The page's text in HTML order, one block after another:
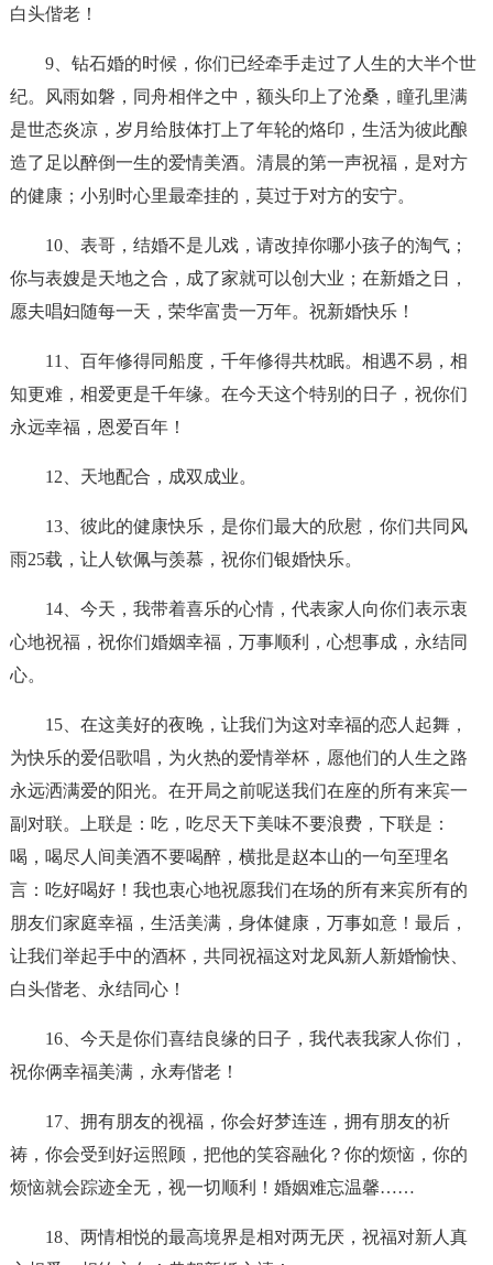
白头偕老！
9、钻石婚的时候，你们已经牵手走过了人生的大半个世
纪。风雨如磐，同舟相伴之中，额头印上了沧桑，瞳孔里满
是世态炎凉，岁月给肢体打上了年轮的烙印，生活为彼此酿
造了足以醉倒一生的爱情美酒。清晨的第一声祝福，是对方
的健康；小别时心里最牵挂的，莫过于对方的安宁。
10、表哥，结婚不是儿戏，请改掉你哪小孩子的淘气；
你与表嫂是天地之合，成了家就可以创大业；在新婚之日，
愿夫唱妇随每一天，荣华富贵一万年。祝新婚快乐！
11、百年修得同船度，千年修得共枕眠。相遇不易，相
知更难，相爱更是千年缘。在今天这个特别的日子，祝你们
永远幸福，恩爱百年！
12、天地配合，成双成业。
13、彼此的健康快乐，是你们最大的欣慰，你们共同风
雨25载，让人钦佩与羡慕，祝你们银婚快乐。
14、今天，我带着喜乐的心情，代表家人向你们表示衷
心地祝福，祝你们婚姻幸福，万事顺利，心想事成，永结同
心。
15、在这美好的夜晚，让我们为这对幸福的恋人起舞，
为快乐的爱侣歌唱，为火热的爱情举杯，愿他们的人生之路
永远洒满爱的阳光。在开局之前呢送我们在座的所有来宾一
副对联。上联是：吃，吃尽天下美味不要浪费，下联是：
喝，喝尽人间美酒不要喝醉，横批是赵本山的一句至理名
言：吃好喝好！我也衷心地祝愿我们在场的所有来宾所有的
朋友们家庭幸福，生活美满，身体健康，万事如意！最后，
让我们举起手中的酒杯，共同祝福这对龙凤新人新婚愉快、
白头偕老、永结同心！
16、今天是你们喜结良缘的日子，我代表我家人你们，
祝你俩幸福美满，永寿偕老！
17、拥有朋友的视福，你会好梦连连，拥有朋友的祈
祷，你会受到好运照顾，把他的笑容融化？你的烦恼，你的
烦恼就会踪迹全无，视一切顺利！婚姻难忘温馨……
18、两情相悦的最高境界是相对两无厌，祝福对新人真